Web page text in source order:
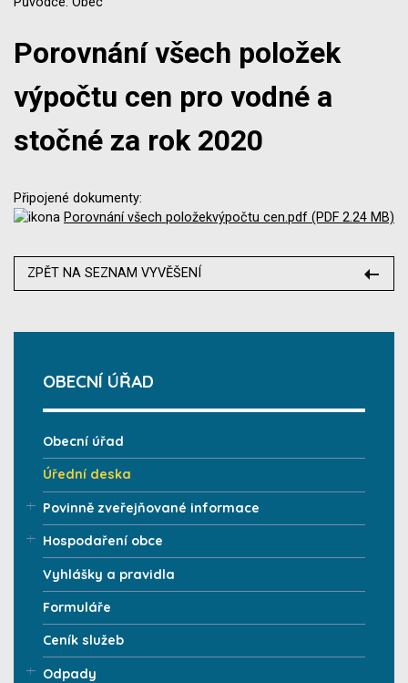
Porovnání všech položek
výpočtu cen pro vodné a
stočné za rok 2020
Připojené dokumenty:
Porovnání všech položekvýpočtu cen.pdf (PDF 2.24 MB)
ZPĚT NA SEZNAM VYVĚŠENÍ
OBECNÍ ÚŘAD
Obecní úřad
Úřední deska
Povinně zveřejňované informace
Hospodaření obce
Vyhlášky a pravidla
Formuláře
Ceník služeb
Odpady